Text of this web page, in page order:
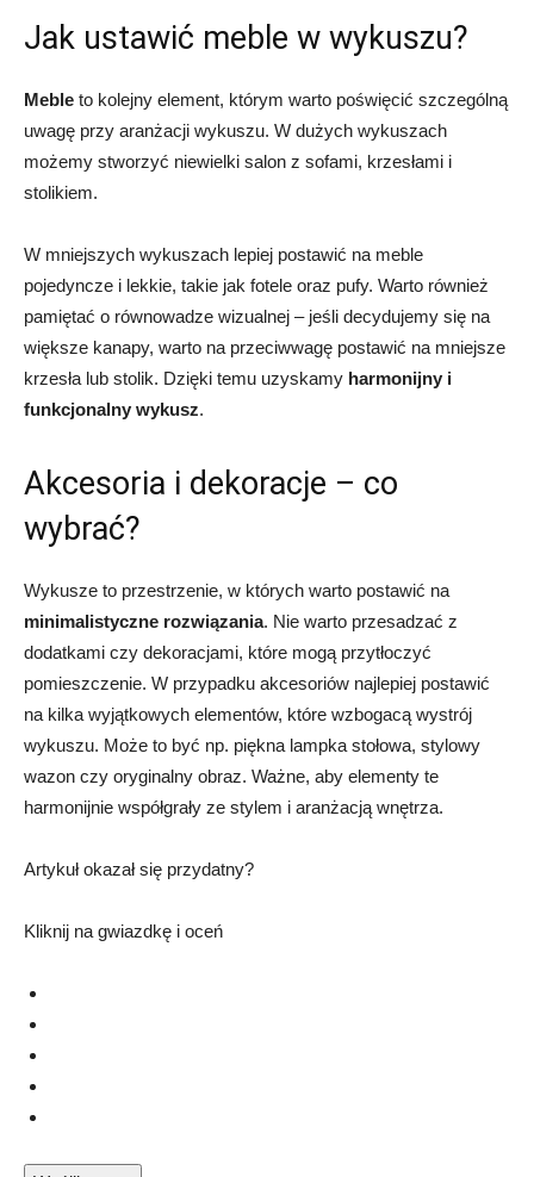
Jak ustawić meble w wykuszu?
Meble to kolejny element, którym warto poświęcić szczególną
uwagę przy aranżacji wykuszu. W dużych wykuszach
możemy stworzyć niewielki salon z sofami, krzesłami i
stolikiem.
W mniejszych wykuszach lepiej postawić na meble
pojedyncze i lekkie, takie jak fotele oraz pufy. Warto również
pamiętać o równowadze wizualnej – jeśli decydujemy się na
większe kanapy, warto na przeciwwagę postawić na mniejsze
krzesła lub stolik. Dzięki temu uzyskamy harmonijny i
funkcjonalny wykusz.
Akcesoria i dekoracje – co
wybrać?
Wykusze to przestrzenie, w których warto postawić na
minimalistyczne rozwiązania. Nie warto przesadzać z
dodatkami czy dekoracjami, które mogą przytłoczyć
pomieszczenie. W przypadku akcesoriów najlepiej postawić
na kilka wyjątkowych elementów, które wzbogacą wystrój
wykuszu. Może to być np. piękna lampka stołowa, stylowy
wazon czy oryginalny obraz. Ważne, aby elementy te
harmonijnie współgrały ze stylem i aranżacją wnętrza.
Artykuł okazał się przydatny?
Kliknij na gwiazdkę i oceń